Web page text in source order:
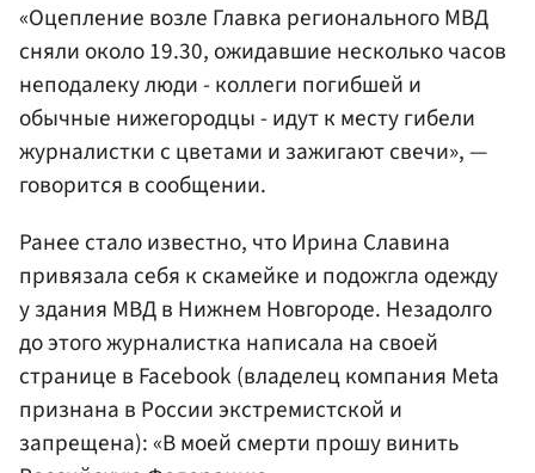
«Оцепление возле Главка регионального МВД
сняли около 19.30, ожидавшие несколько часов
неподалеку люди - коллеги погибшей и
обычные нижегородцы - идут к месту гибели
журналистки с цветами и зажигают свечи», —
говорится в сообщении.
Ранее стало известно, что Ирина Славина
привязала себя к скамейке и подожгла одежду
у здания МВД в Нижнем Новгороде. Незадолго
до этого журналистка написала на своей
странице в Facebook (владелец компания Meta
признана в России экстремистской и
запрещена): «В моей смерти прошу винить